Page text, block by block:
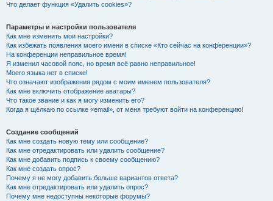
Что делает функция «Удалить cookies»?
Параметры и настройки пользователя
Как мне изменить мои настройки?
Как избежать появления моего имени в списке «Кто сейчас на конференции»?
На конференции неправильное время!
Я изменил часовой пояс, но время всё равно неправильное!
Моего языка нет в списке!
Что означают изображения рядом с моим именем пользователя?
Как мне включить отображение аватары?
Что такое звание и как я могу изменить его?
Когда я щёлкаю по ссылке «email», от меня требуют войти на конференцию!
Создание сообщений
Как мне создать новую тему или сообщение?
Как мне отредактировать или удалить сообщение?
Как мне добавить подпись к своему сообщению?
Как мне создать опрос?
Почему я не могу добавить больше вариантов ответа?
Как мне отредактировать или удалить опрос?
Почему мне недоступны некоторые форумы?